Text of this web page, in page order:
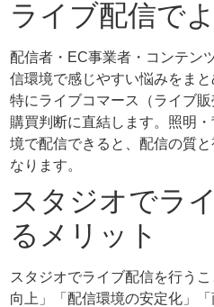
ライブ配信で
配信者・EC事業者・コンテン
信環境で感じやすい悩みをまと
特にライブコマース（ライブ
購買判断に直結します。照明
境で配信できると、配信の質
なります。
スタジオでラ
るメリット
スタジオでライブ配信を行う
向上」「配信環境の安定化」